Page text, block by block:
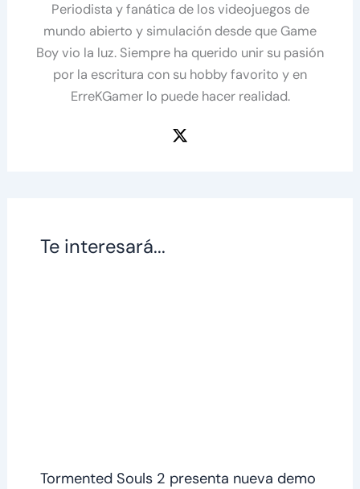
Periodista y fanática de los videojuegos de
mundo abierto y simulación desde que Game
Boy vio la luz. Siempre ha querido unir su pasión
por la escritura con su hobby favorito y en
ErreKGamer lo puede hacer realidad.
Te interesará...
Tormented Souls 2 presenta nueva demo